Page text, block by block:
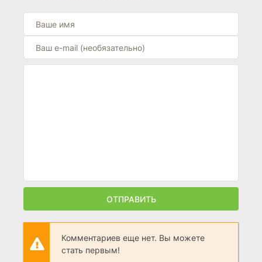
ОТПРАВИТЬ
Комментариев еще нет. Вы можете
стать первым!